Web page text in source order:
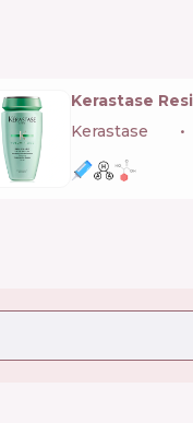
Kerastase
Kerastase